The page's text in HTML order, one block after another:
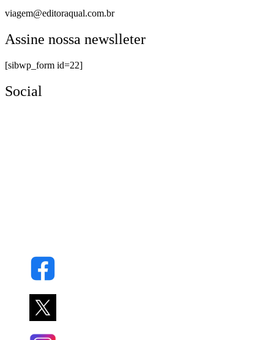
viagem@editoraqual.com.br
Assine nossa newslleter
[sibwp_form id=22]
Social